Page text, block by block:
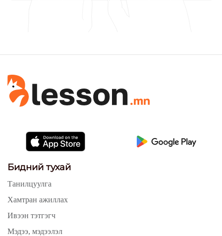
Бидний тухай
Танилцуулга
Хамтран ажиллах
Ивээн тэтгэгч
Мэдээ, мэдээлэл